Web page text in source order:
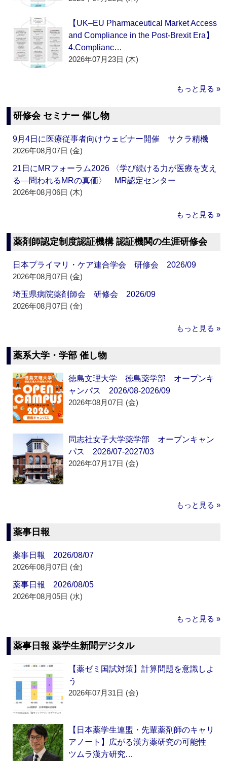
【UK–EU Pharmaceutical Market Access
and Compliance in the Post-Brexit Era】
4.Complianc…
2026年07月23日 (木)
もっと見る »
研修会 セミナー 催し物
9月4日に医療従事者向けウェビナー開催 サクラ精機
2026年08月07日 (金)
21日にMRフォーラム2026 〈学び続ける力が医療を支え
る―問われるMRの真価〉 MR認定センター
2026年08月06日 (木)
もっと見る »
薬剤師認定制度認証機構 認証機関の生涯研修会
日本プライマリ・ケア連合学会 研修会 2026/09
2026年08月07日 (金)
埼玉県病院薬剤師会 研修会 2026/09
2026年08月07日 (金)
もっと見る »
薬系大学・学部 催し物
徳島文理大学 徳島薬学部 オープンキ
ャンパス 2026/08-2026/09
2026年08月07日 (金)
同志社女子大学薬学部 オープンキャン
パス 2026/07-2027/03
2026年07月17日 (金)
もっと見る »
薬事日報
薬事日報 2026/08/07
2026年08月07日 (金)
薬事日報 2026/08/05
2026年08月05日 (水)
もっと見る »
薬事日報 薬学生新聞デジタル
【薬ゼミ国試対策】計算問題を意識しよ
う
2026年07月31日 (金)
【日本薬学生連盟・先輩薬剤師のキャリ
アノート】広がる漢方薬研究の可能性
ツムラ漢方研究…